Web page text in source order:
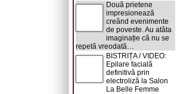
Două prietene
impresionează
creând evenimente
de poveste. Au atâta
imaginație că nu se
repetă vreodată…
BISTRIȚA / VIDEO:
Epilare facială
definitivă prin
electroliză la Salon
La Belle Femme